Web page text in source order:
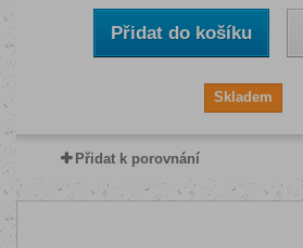
Přidat do košíku
Skladem
Přidat k porovnání